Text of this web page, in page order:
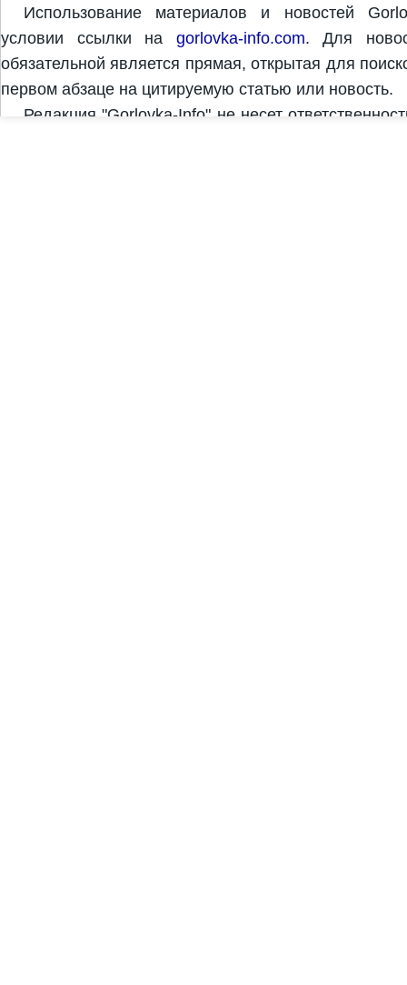
Использование материалов и новостей
условии ссылки на gorlovka-info.com. Для
обязательной является прямая, открытая для
первом абзаце на цитируемую статью или новость.
Редакция "Gorlovka-Info" не несет